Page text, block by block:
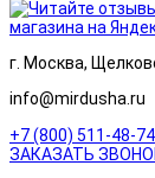
г. Москва,
info@mirdusha.ru
+7 (800) 511-48-74
ЗАКАЗАТЬ